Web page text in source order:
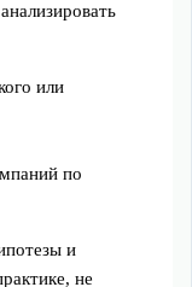
или
по
и
не